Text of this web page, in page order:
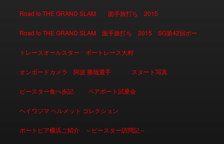
Road to THE GRAND SLAM 面手旅打ち 2015
Road to THE GRAND SLAM 面手旅打ち 2015 SG第42回ボー
トレースオールスター ボートレース大村
オンボードカメラ 阿波 勝哉選手 スタート写真
ピースター食べ歩記 ペアボート試乗会
ヘイワジマ ヘルメット コレクション
ボートピア横浜ご紹介 ～ピースター訪問記～